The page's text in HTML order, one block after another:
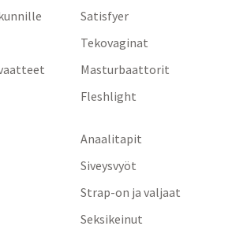
Satisfyer
Tekovaginat
Masturbaattorit
Fleshlight
Anaalitapit
Siveysvyöt
Strap-on ja valjaat
Seksikeinut